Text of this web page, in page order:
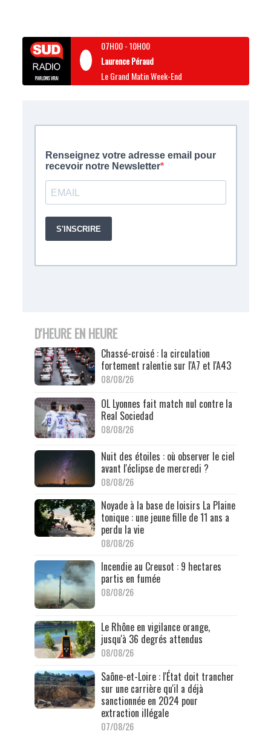
07H00-10H00
Laurence Péraud
Le Grand Matin Week-End
D'HEURE EN HEURE
Chassé-croisé : la circulation
fortement ralentie sur l'A7 et l'A43
08/08/26
OL Lyonnes fait match nul contre la
Real Sociedad
08/08/26
Nuit des étoiles : où observer le ciel
avant l'éclipse de mercredi ?
08/08/26
Noyade à la base de loisirs La Plaine
tonique : une jeune fille de 11 ans a
perdu la vie
08/08/26
Incendie au Creusot : 9 hectares
partis en fumée
08/08/26
Le Rhône en vigilance orange,
jusqu'à 36 degrés attendus
08/08/26
Saône-et-Loire : l'État doit trancher
sur une carrière qu'il a déjà
sanctionnée en 2024 pour
extraction illégale
07/08/26